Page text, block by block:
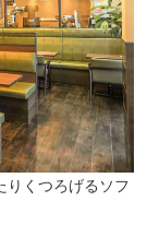
くつろげるソフ